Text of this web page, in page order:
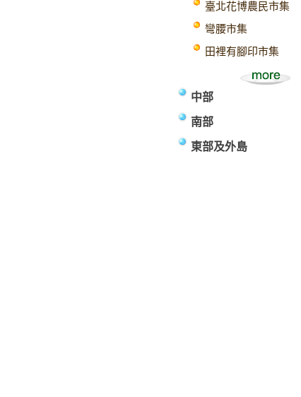
臺北花博農民市集
彎腰市集
田裡有腳印市集
中部
南部
東部及外島